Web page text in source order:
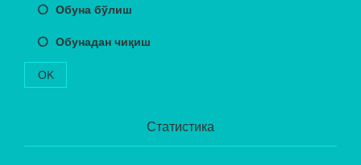
Обуна бўлиш
Обунадан чиқиш
OK
Статистика